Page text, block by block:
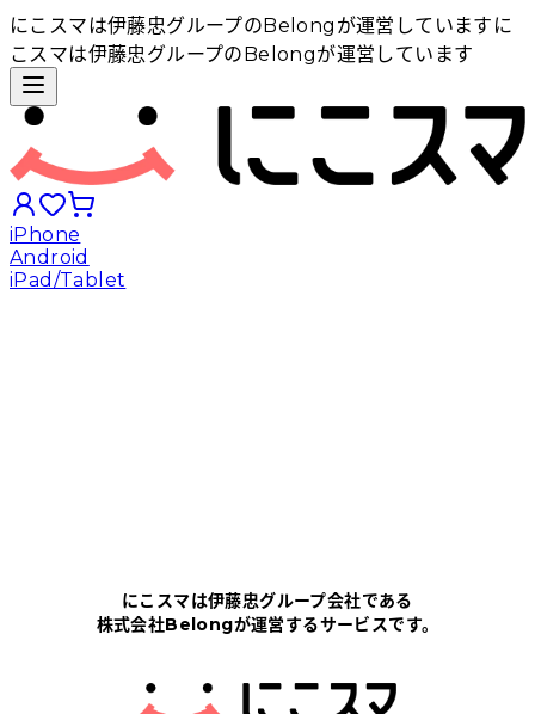
にこスマは伊藤忠グループのBelongが運営しています に
こスマは伊藤忠グループのBelongが運営しています
iPhone
Android
iPad/Tablet
にこスマについて
サポートセンター
にこスマは伊藤忠グループ会社である
株式会社Belongが運営するサービスです。